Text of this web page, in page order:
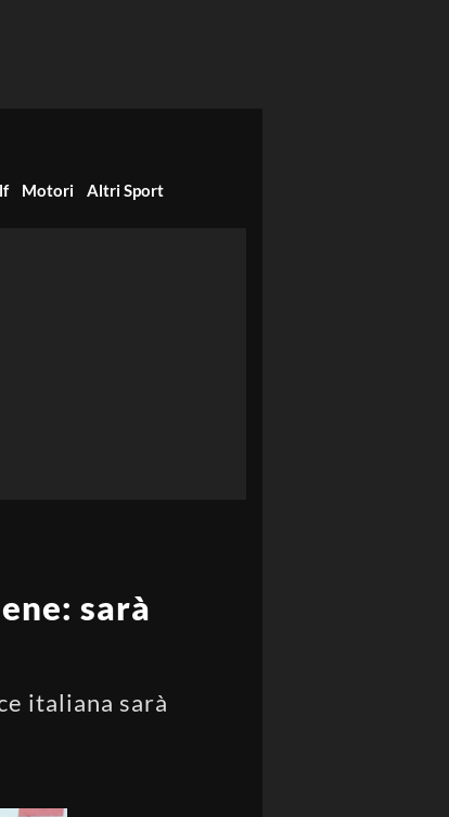
Motori Altri Sport
sarà
italiana sarà